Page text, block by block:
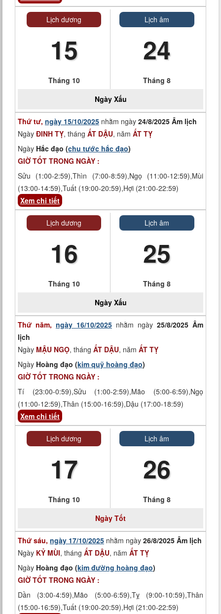
Lịch dương
15
Tháng 10
Lịch âm
24
Tháng 8
Ngày Xấu
Thứ tư, ngày 15/10/2025 nhằm ngày 24/8/2025 Âm lịch
Ngày ĐINH TỴ, tháng ẤT DẬU, năm ẤT TỴ
Ngày Hắc đạo (chu tước hắc đạo)
GIỜ TỐT TRONG NGÀY :
Sửu (1:00-2:59),Thìn (7:00-8:59),Ngọ (11:00-12:59),Mùi
(13:00-14:59),Tuất (19:00-20:59),Hợi (21:00-22:59)
Xem chi tiết
Lịch dương
16
Tháng 10
Lịch âm
25
Tháng 8
Ngày Xấu
Thứ năm, ngày 16/10/2025 nhằm ngày 25/8/2025 Âm
lịch
Ngày MẬU NGỌ, tháng ẤT DẬU, năm ẤT TỴ
Ngày Hoàng đạo (kim quỹ hoàng đạo)
GIỜ TỐT TRONG NGÀY :
Tí (23:00-0:59),Sửu (1:00-2:59),Mão (5:00-6:59),Ngọ
(11:00-12:59),Thân (15:00-16:59),Dậu (17:00-18:59)
Xem chi tiết
Lịch dương
17
Tháng 10
Lịch âm
26
Tháng 8
Ngày Tốt
Thứ sáu, ngày 17/10/2025 nhằm ngày 26/8/2025 Âm lịch
Ngày KỶ MÙI, tháng ẤT DẬU, năm ẤT TỴ
Ngày Hoàng đạo (kim đường hoàng đạo)
GIỜ TỐT TRONG NGÀY :
Dần (3:00-4:59),Mão (5:00-6:59),Tỵ (9:00-10:59),Thân
(15:00-16:59),Tuất (19:00-20:59),Hợi (21:00-22:59)